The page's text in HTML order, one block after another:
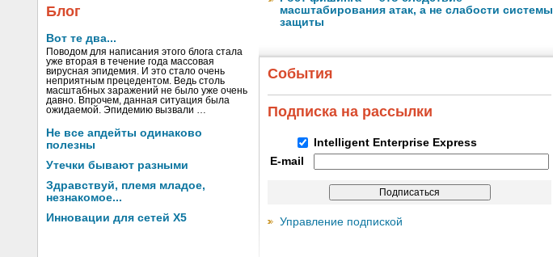
Блог
Вот те два...
Поводом для написания этого блога стала
уже вторая в течение года массовая
вирусная эпидемия. И это стало очень
неприятным прецедентом. Ведь столь
масштабных заражений не было уже очень
давно. Впрочем, данная ситуация была
ожидаемой. Эпидемию вызвали …
Не все апдейты одинаково
полезны
Утечки бывают разными
Здравствуй, племя младое,
незнакомое...
Инновации для сетей X5
масштабирования атак, а не слабости системы
защиты
События
Подписка на рассылки
Intelligent Enterprise Express
E-mail
Управление подпиской